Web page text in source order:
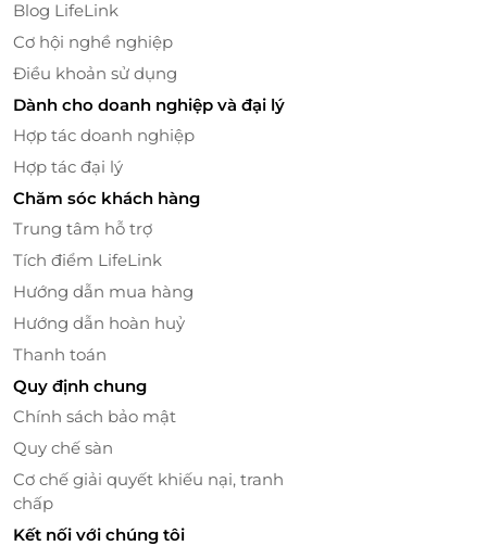
thực hiện các liệu trình nâng cơ, trẻ hóa da bằng
HIFU.
Center được thực hiện chặt chẽ theo chuẩn y khoa.
Các bước được thực hiện bởi bác sĩ chuyên môn,
đảm bảo an toàn tuyệt đối trong suốt quá trình điều
trị. Sau liệu trình điều trị HIFU Ultherapy, collagen và
elastin được tái tạo giúp làn da bạn săn chắc, căng
mịn và sáng hồng tự nhiên.
Blog LifeLink
Cơ hội nghề nghiệp
Điều khoản sử dụng
Dành cho doanh nghiệp và đại lý
Hợp tác doanh nghiệp
Hợp tác đại lý
Chăm sóc khách hàng
Trung tâm hỗ trợ
Tích điểm LifeLink
Hướng dẫn mua hàng
Hướng dẫn hoàn huỷ
Thanh toán
Quy định chung
Chính sách bảo mật
Quy chế sàn
Cơ chế giải quyết khiếu nại, tranh
chấp
Kết nối với chúng tôi